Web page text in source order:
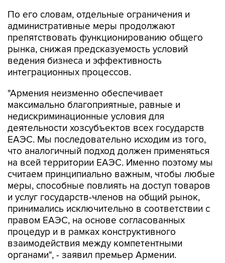
По его словам, отдельные ограничения и
административные меры продолжают
препятствовать функционированию общего
рынка, снижая предсказуемость условий
ведения бизнеса и эффективность
интеграционных процессов.
"Армения неизменно обеспечивает
максимально благоприятные, равные и
недискриминационные условия для
деятельности хозсубъектов всех государств
ЕАЭС. Мы последовательно исходим из того,
что аналогичный подход должен применяться
на всей территории ЕАЭС. Именно поэтому мы
считаем принципиально важным, чтобы любые
меры, способные повлиять на доступ товаров
и услуг государств-членов на общий рынок,
принимались исключительно в соответствии с
правом ЕАЭС, на основе согласованных
процедур и в рамках конструктивного
взаимодействия между компетентными
органами", - заявил премьер Армении.